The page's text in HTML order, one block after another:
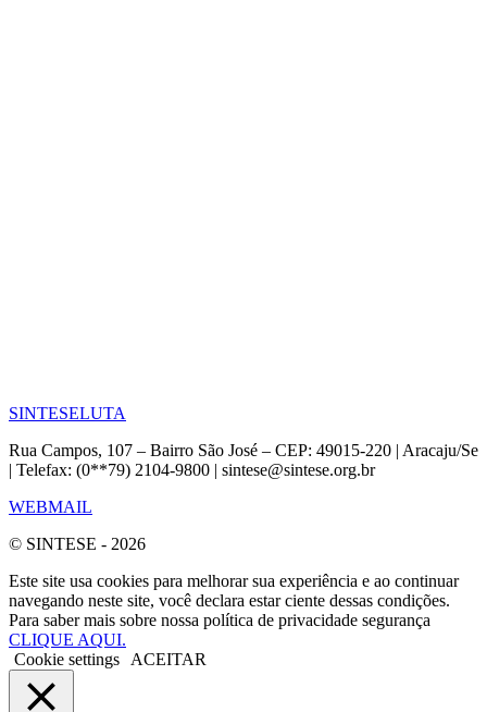
SINTESELUTA
Rua Campos, 107 – Bairro São José – CEP: 49015-220 | Aracaju/Se
| Telefax: (0**79) 2104-9800 | sintese@sintese.org.br
WEBMAIL
© SINTESE - 2026
Este site usa cookies para melhorar sua experiência e ao continuar
navegando neste site, você declara estar ciente dessas condições.
Para saber mais sobre nossa política de privacidade segurança
CLIQUE AQUI.
Cookie settings
ACEITAR